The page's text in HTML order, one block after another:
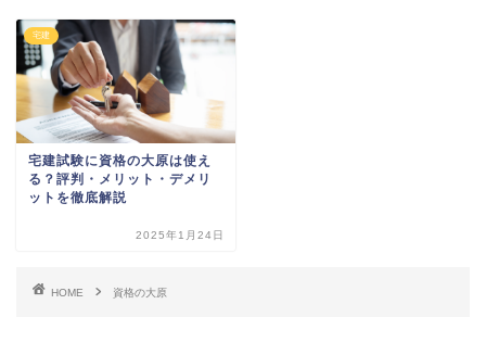
宅建
宅建試験に資格の大原は使え
る？評判・メリット・デメリ
ットを徹底解説
2025年1月24日
HOME 資格の大原